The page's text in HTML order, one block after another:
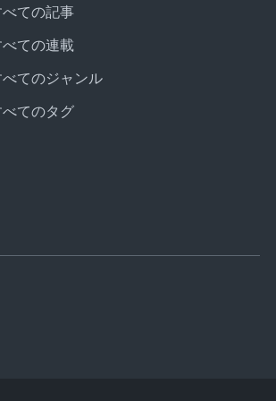
ての記事
ての連載
てのジャンル
てのタグ